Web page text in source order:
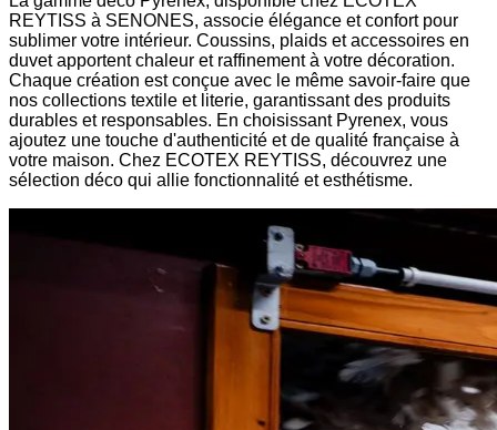
REYTISS à SENONES, associe élégance et confort pour
sublimer votre intérieur. Coussins, plaids et accessoires en
duvet apportent chaleur et raffinement à votre décoration.
Chaque création est conçue avec le même savoir-faire que
nos collections textile et literie, garantissant des produits
durables et responsables. En choisissant Pyrenex, vous
ajoutez une touche d'authenticité et de qualité française à
votre maison. Chez ECOTEX REYTISS, découvrez une
sélection déco qui allie fonctionnalité et esthétisme.